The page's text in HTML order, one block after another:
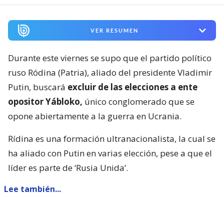
VER RESUMEN
Durante este viernes se supo que el partido político
ruso Ródina (Patria), aliado del presidente Vladimir
Putin, buscará excluir de las elecciones a ente
opositor Yábloko, único conglomerado que se
opone abiertamente a la guerra en Ucrania.
Rídina es una formación ultranacionalista, la cual se
ha aliado con Putin en varias elección, pese a que el
líder es parte de ‘Rusia Unida’.
Lee también...